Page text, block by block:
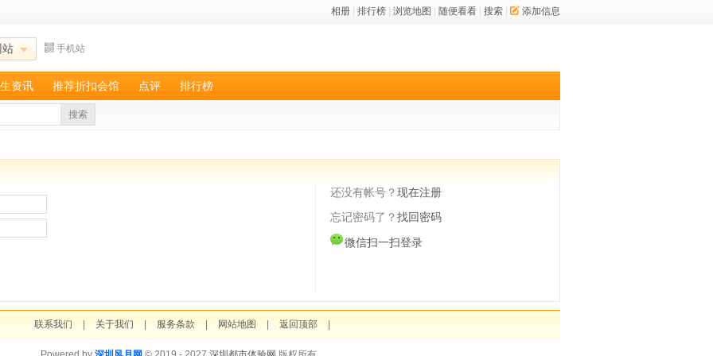
相册 排行榜 浏览地图 随便看看 搜索 添加信息
站 手机站
资讯 推荐折扣会馆 点评 排行榜
搜索
还没有帐号？现在注册
忘记密码了？找回密码
微信扫一扫登录
联系我们 关于我们 服务条款 网站地图 返回顶部